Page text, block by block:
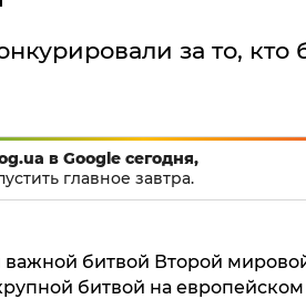
за то, кто
в Google сегодня,
главное завтра.
важной битвой Второй
битвой на европейском